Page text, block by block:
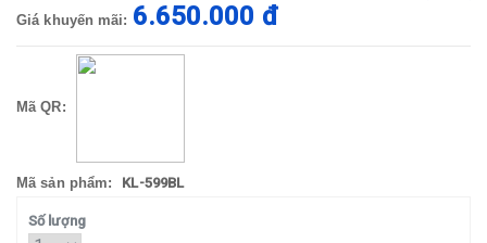
Giá khuyến mãi: 6.650.000 đ
Mã QR:
Mã sản phẩm: KL-599BL
Số lượng